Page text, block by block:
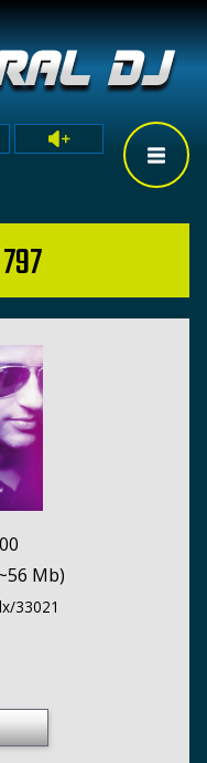
Mb)
33021